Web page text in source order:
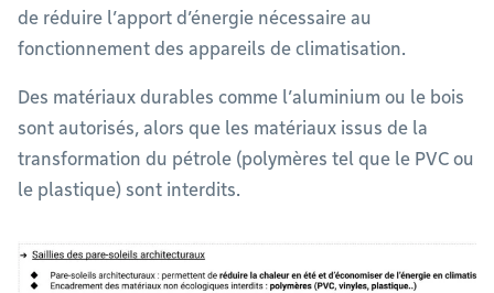
de réduire l’apport d’énergie nécessaire au
fonctionnement des appareils de climatisation.
Des matériaux durables comme l’aluminium ou le bois
sont autorisés, alors que les matériaux issus de la
transformation du pétrole (polymères tel que le PVC ou
le plastique) sont interdits.